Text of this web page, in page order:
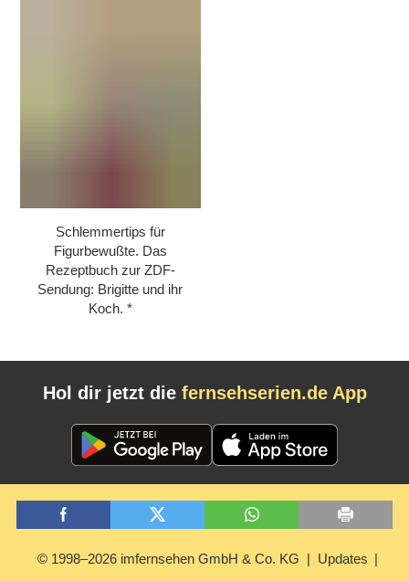
Schlemmertips für
Figurbewußte. Das
Rezeptbuch zur ZDF-
Sendung: Brigitte und ihr
Koch.
Hol dir jetzt die fernsehserien.de App
© 1998–2026 imfernsehen GmbH & Co. KG Updates